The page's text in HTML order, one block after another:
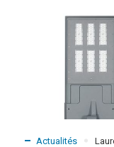
Actualités